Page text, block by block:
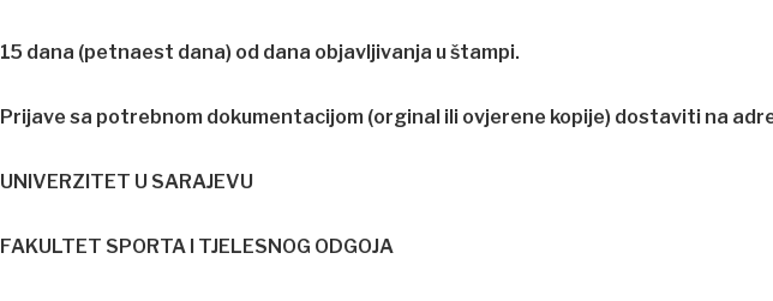
15 dana (petnaest dana) od dana objavljivanja u štampi.
Prijave sa potrebnom dokumentacijom (orginal ili ovjerene kopije) dostaviti na
UNIVERZITET U SARAJEVU
FAKULTET SPORTA I TJELESNOG ODGOJA